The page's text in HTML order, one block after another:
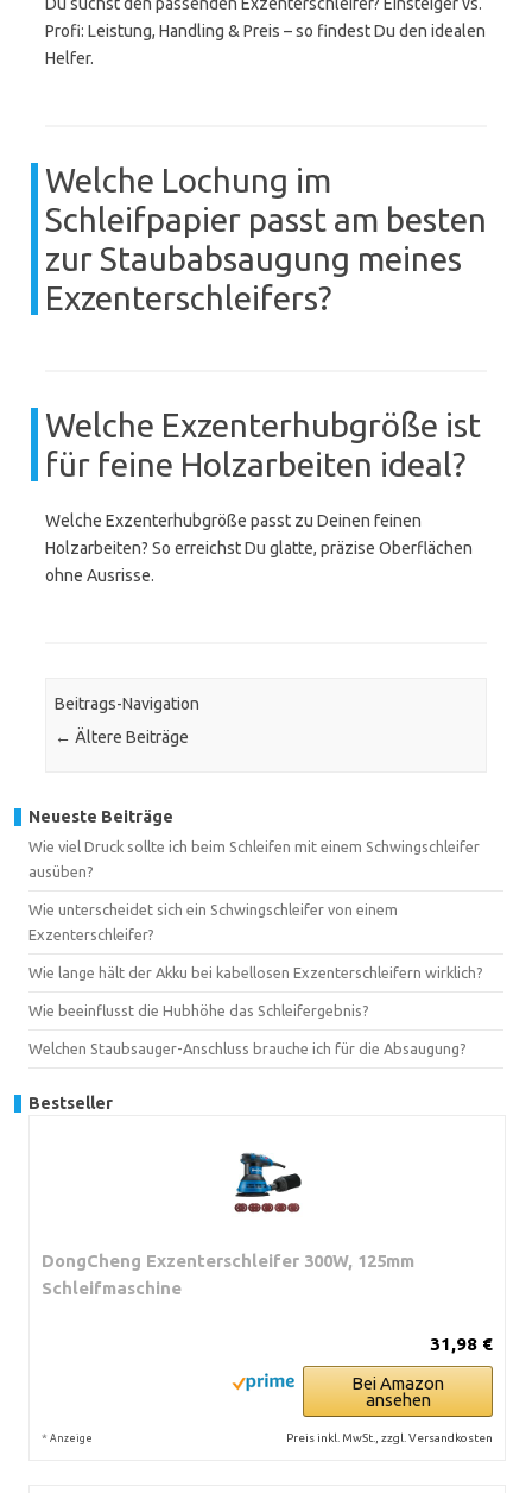
Profi: Leistung, Handling & Preis – so findest Du den idealen
Helfer.
Welche Lochung im
Schleifpapier passt am besten
zur Staubabsaugung meines
Exzenterschleifers?
Welche Exzenterhubgröße ist
für feine Holzarbeiten ideal?
Welche Exzenterhubgröße passt zu Deinen feinen
Holzarbeiten? So erreichst Du glatte, präzise Oberflächen
ohne Ausrisse.
Beitrags-Navigation
← Ältere Beiträge
Neueste Beiträge
Wie viel Druck sollte ich beim Schleifen mit einem Schwingschleifer
ausüben?
Wie unterscheidet sich ein Schwingschleifer von einem
Exzenterschleifer?
Wie lange hält der Akku bei kabellosen Exzenterschleifern wirklich?
Wie beeinflusst die Hubhöhe das Schleifergebnis?
Welchen Staubsauger-Anschluss brauche ich für die Absaugung?
Bestseller
DongCheng Exzenterschleifer 300W, 125mm
Schleifmaschine
31,98 €
Bei Amazon
ansehen
* Anzeige Preis inkl. MwSt., zzgl. Versandkosten